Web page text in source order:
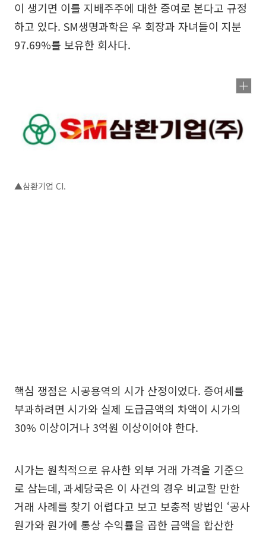
이 생기면 이를 지배주주에 대한 증여로 본다고 규정
하고 있다. SM생명과학은 우 회장과 자녀들이 지분
97.69%를 보유한 회사다.
▲삼환기업 CI.
핵심 쟁점은 시공용역의 시가 산정이었다. 증여세를
부과하려면 시가와 실제 도급금액의 차액이 시가의
30% 이상이거나 3억원 이상이어야 한다.
시가는 원칙적으로 유사한 외부 거래 가격을 기준으
로 삼는데, 과세당국은 이 사건의 경우 비교할 만한
거래 사례를 찾기 어렵다고 보고 보충적 방법인 ‘공사
원가와 원가에 통상 수익률을 곱한 금액을 합산한